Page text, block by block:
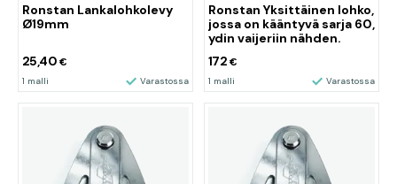
Ronstan Lankalohkolevy
Ø19mm
25,40 €
1 malli Varastossa
Ronstan Yksittäinen lohko,
jossa on kääntyvä sarja 60,
ydin vaijeriin nähden.
172 €
1 malli Varastossa